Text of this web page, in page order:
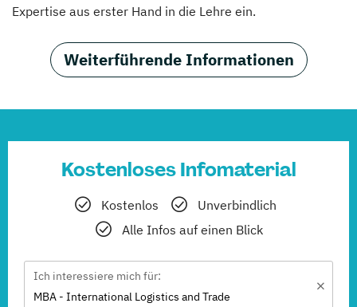
Expertise aus erster Hand in die Lehre ein.
Weiterführende Informationen
Kostenloses Infomaterial
Kostenlos
Unverbindlich
Alle Infos auf einen Blick
Ich interessiere mich für:
MBA - International Logistics and Trade